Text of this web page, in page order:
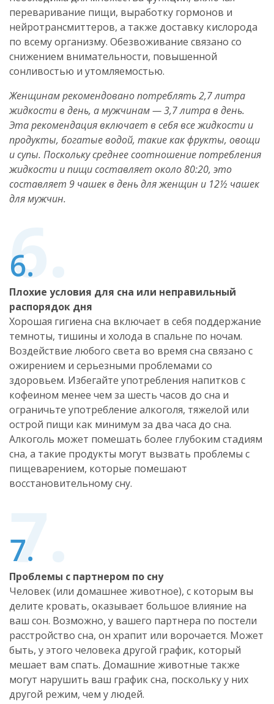
переваривание пищи, выработку гормонов и
нейротрансмиттеров, а также доставку кислорода
по всему организму. Обезвоживание связано со
снижением внимательности, повышенной
сонливостью и утомляемостью.
Женщинам рекомендовано потреблять 2,7 литра
жидкости в день, а мужчинам — 3,7 литра в день.
Эта рекомендация включает в себя все жидкости и
продукты, богатые водой, такие как фрукты, овощи
и супы. Поскольку среднее соотношение потребления
жидкости и пищи составляет около 80:20, это
составляет 9 чашек в день для женщин и 12½ чашек
для мужчин.
Плохие условия для сна или неправильный
распорядок дня
Хорошая гигиена сна включает в себя поддержание
темноты, тишины и холода в спальне по ночам.
Воздействие любого света во время сна связано с
ожирением и серьезными проблемами со
здоровьем. Избегайте употребления напитков с
кофеином менее чем за шесть часов до сна и
ограничьте употребление алкоголя, тяжелой или
острой пищи как минимум за два часа до сна.
Алкоголь может помешать более глубоким стадиям
сна, а такие продукты могут вызвать проблемы с
пищеварением, которые помешают
восстановительному сну.
Проблемы с партнером по сну
Человек (или домашнее животное), с которым вы
делите кровать, оказывает большое влияние на
ваш сон. Возможно, у вашего партнера по постели
расстройство сна, он храпит или ворочается. Может
быть, у этого человека другой график, который
мешает вам спать. Домашние животные также
могут нарушить ваш график сна, поскольку у них
другой режим, чем у людей.